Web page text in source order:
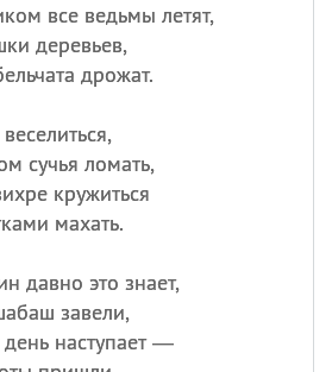
все ведьмы летят,
деревьев,
дрожат.
сучья ломать,
кружиться
махать.
давно это знает,
завели,
день наступает —